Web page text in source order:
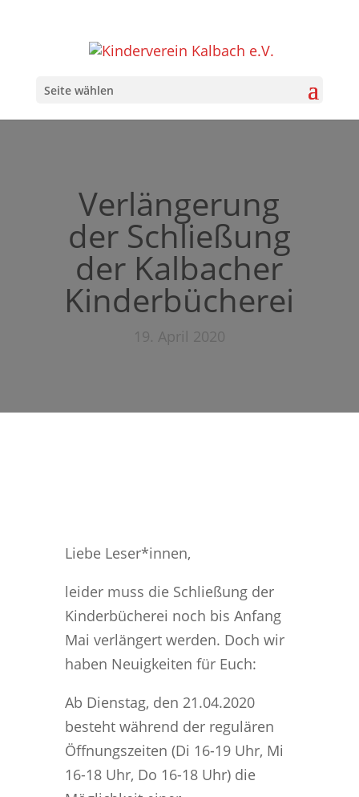
Seite wählen
Verlängerung
der Schließung
der Kalbacher
Kinderbücherei
19. April 2020
Liebe Leser*innen,
leider muss die Schließung der
Kinderbücherei noch bis Anfang
Mai verlängert werden. Doch wir
haben Neuigkeiten für Euch:
Ab Dienstag, den 21.04.2020
besteht während der regulären
Öffnungszeiten (Di 16-19 Uhr, Mi
16-18 Uhr, Do 16-18 Uhr) die